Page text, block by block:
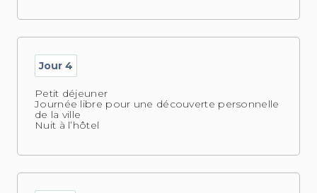
Jour 4
Petit déjeuner
Journée libre pour une découverte personnelle
de la ville
Nuit à l’hôtel